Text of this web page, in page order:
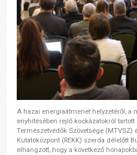
A hazai energiaátmenet helyzetéről, a
enyhítésében rejlő kockázatokról
Természetvédők Szövetsége (MTVSZ)
Kutatóközpont (REKK) szerda délelőtt
elhangzott, hogy a következő